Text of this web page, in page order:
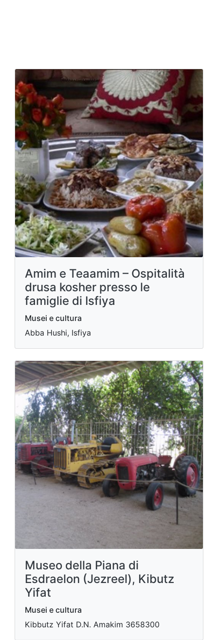
Amim e Teaamim – Ospitalità
drusa kosher presso le
famiglie di Isfiya
Musei e cultura
Abba Hushi, Isfiya
Museo della Piana di
Esdraelon (Jezreel), Kibutz
Yifat
Musei e cultura
Ki​bbutz Yifat D.N. Amakim 3658300